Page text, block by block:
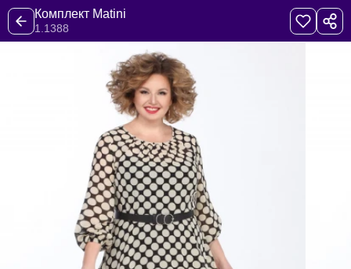
Комплект Matini
1.1388